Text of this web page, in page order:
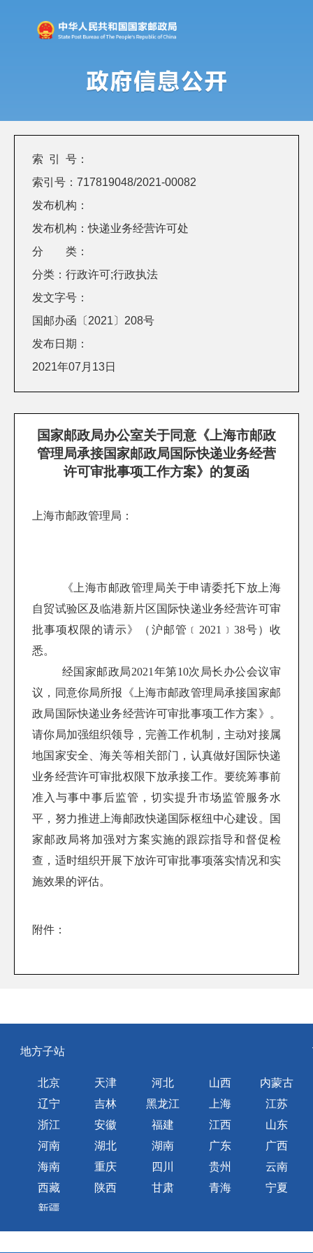
索 引 号：
索引号：717819048/2021-00082
发布机构：
发布机构：快递业务经营许可处
分 类：
分类：行政许可;行政执法
发文字号：
国邮办函〔2021〕208号
发布日期：
2021年07月13日
国家邮政局办公室关于同意《上海市邮政
管理局承接国家邮政局国际快递业务经营
许可审批事项工作方案》的复函
上海市邮政管理局：
《上海市邮政管理局关于申请委托下放上海
自贸试验区及临港新片区国际快递业务经营许可审
批事项权限的请示》（沪邮管﹝ 2021 ﹞ 38号）收
悉。
经国家邮政局2021 年第10次 局长办公会议审
议，同意你局所报《上海市邮政管理局承接国家邮
政局国际快递业务经营许可审批事项工作方案》。
请你局加强组织领导，完善工作机制，主动对接属
地国家安全、海关等相关部门，认真做好国际快递
业务经营许可审批权限下放承接工作。要统筹事前
准入与事中事后监管，切实提升市场监管服务水
平，努力推进上海邮政快递国际枢纽中心建设。国
家邮政局将加强对方案实施的跟踪指导和督促检
查，适时组织开展下放许可审批事项落实情况和实
施效果的评估。
附件：
地方子站
北京 天津 河北 山西
内蒙古
辽宁
吉林 黑龙江 上海
江苏
浙江
安徽 福建 江西
山东
河南
湖北 湖南 广东
广西
海南
重庆 四川 贵州
云南
西藏
陕西 甘肃 青海
宁夏
新疆